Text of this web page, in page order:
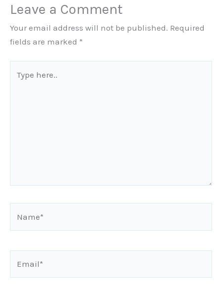
Leave a Comment
Your email address will not be published. Required
fields are marked *
here..